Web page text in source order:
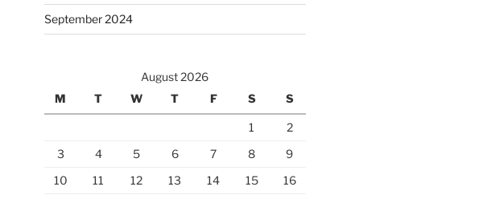
September 2024
August 2026
M
T W T F S S
1
2
3
4 5 6 7 8
9
10
11 12 13 14 15
16